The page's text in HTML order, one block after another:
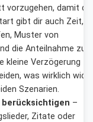
vorzugehen, damit
gibt dir auch Zeit,
Muster von
die Anteilnahme zu
kleine Verzögerung
was wirklich
Szenarien.
–
Zitate oder